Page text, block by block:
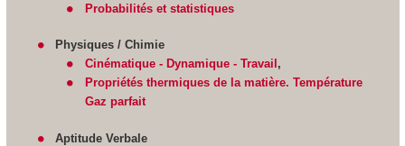
Probabilités et statistiques
Physiques / Chimie
Cinématique - Dynamique - Travail ,
Propriétés thermiques de la matière. Température
Gaz parfait
Aptitude Verbale